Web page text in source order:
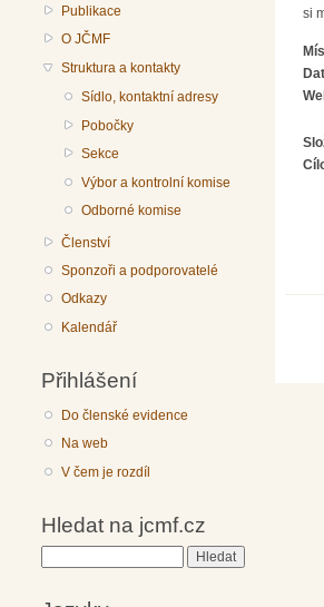
Publikace
O JČMF
Struktura a kontakty
Sídlo, kontaktní adresy
Pobočky
Sekce
Výbor a kontrolní komise
Odborné komise
Členství
Sponzoři a podporovatelé
Odkazy
Kalendář
Přihlášení
Do členské evidence
Na web
V čem je rozdíl
Hledat na jcmf.cz
si